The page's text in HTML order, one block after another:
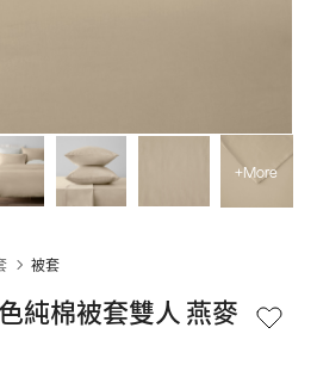
+More
被套
純棉被套雙人 燕麥